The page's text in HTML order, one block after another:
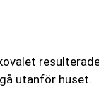
utanför huset.